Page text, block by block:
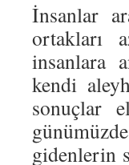
İnsanlar
ortakları
insanlara
kendi
sonuçlar
gidenlerin